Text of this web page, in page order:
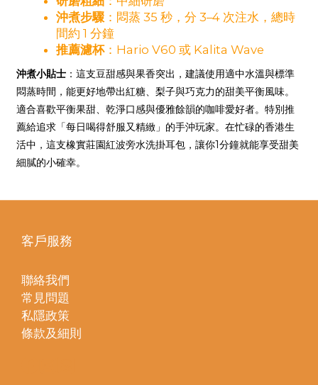
沖煮步驟 ：悶蒸 35 秒，分 3–4 次注水，總時
間約 1 分鐘
推薦濾杯：Hario V60 或 Kalita Wave
沖煮小貼士 ：這支豆甜感與果香突出，建議使用適中水溫與標準
悶蒸時間，能更好地帶出紅糖、梨子與巧克力的甜美平衡風味。
適合喜歡平衡果甜、乾淨口感與優雅餘韻的咖啡愛好者。特別推
薦給追求「每日喝得舒服又精緻」的手沖玩家。在忙碌的香港生
活中，這支橡實莊園紅波旁水洗掛耳包，讓你1分鐘就能享受甜美
細膩的小確幸。
客戶服務
聯絡我們
常見問題
私隱政策
條款及細則